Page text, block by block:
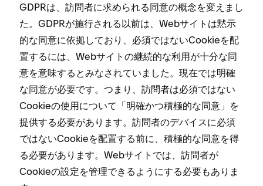
GDPRは⁠、訪問者に求められる同意の概念を変えまし
た⁠。GDPRが施行される以前は⁠、Webサイトは黙示
的な同意に依拠しており⁠、必須ではないCookieを配
置するには⁠、Webサイトの継続的な利用が十分な同
意を意味するとみなされていました⁠。現在では明確
な同意が必要です⁠。つまり⁠、訪問者は必須ではない
Cookieの使用について「⁠明確かつ積極的な同意⁠」を
提供する必要があります⁠。訪問者のデバイスに必須
ではないCookieを配置する前に⁠、積極的な同意を得
る必要があります⁠。Webサイトでは⁠、訪問者が
Cookieの設定を管理できるようにする必要もありま